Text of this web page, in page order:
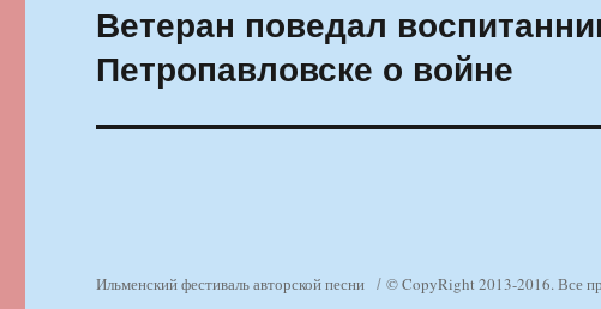
Следующая
Ветеран поведал
Петропавловске о войне
Ильменский фестиваль авторской песни © CopyRight 2013-2016. Все